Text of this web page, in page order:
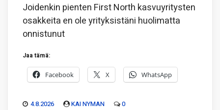
Joidenkin pienten First North kasvuyritysten
osakkeita en ole yrityksistäni huolimatta
onnistunut
Jaa tämä:
Facebook X WhatsApp
4.8.2026 KAI NYMAN 0